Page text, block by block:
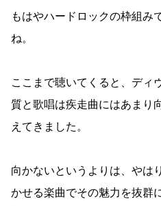
もはやハードロックの枠組み
ね。
ここまで聴いてくると、ディ
質と歌唱は疾走曲にはあまり
えてきました。
向かないというよりは、やは
かせる楽曲でその魅力を抜群